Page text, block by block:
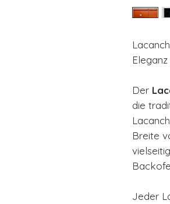
Der
die
Breite
Jeder